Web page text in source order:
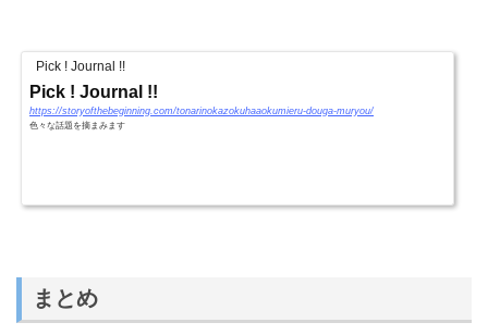
Pick ! Journal !!
Pick ! Journal !!
https://storyofthebeginning.com/tonarinokazokuhaaokumieru-douga-muryou/
色々な話題を摘まみます
まとめ